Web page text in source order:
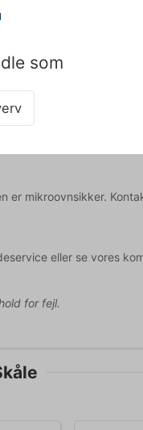
som
forskellige
ind i ethvert
porcelæn af høj kvalitet
på for
er mikroovnsikker.
eller se vores
for fejl.